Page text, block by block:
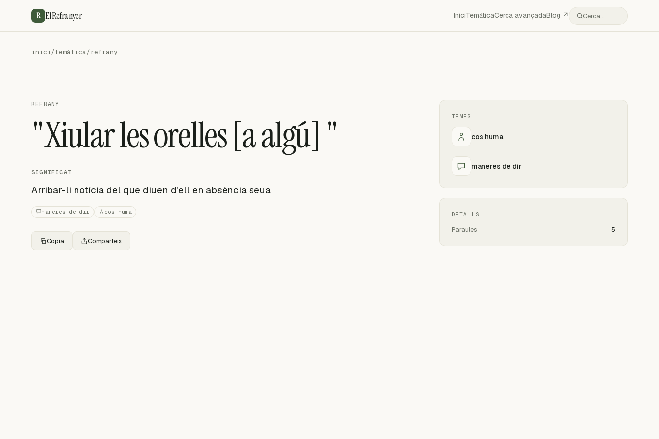
R El Refranyer IniciTemàticaCerca avançadaBlog ↗ Cerca…
inici/temàtica/refrany
REFRANY
"Xiular les orelles [a algú] "
SIGNIFICAT
Arribar-li notícia del que diuen d'ell en absència seua
maneres de dir cos huma
Copia Comparteix
TEMES
cos huma
maneres de dir
DETALLS
Paraules 5